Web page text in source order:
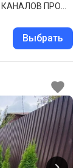
Выбрать